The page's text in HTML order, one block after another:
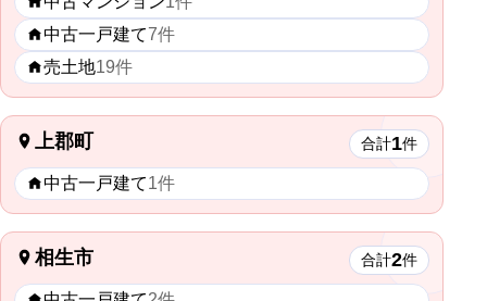
中古一戸建て7件
売土地19件
上郡町 合計1件
中古一戸建て1件
相生市 合計2件